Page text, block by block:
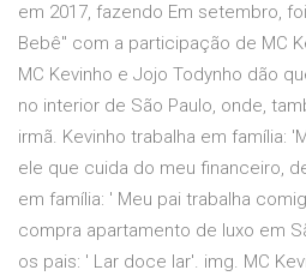
em 2017, fazendo Em setembro,
Bebê" com a participação de MC
MC Kevinho e Jojo Todynho dão
no interior de São Paulo, onde,
irmã. Kevinho trabalha em família:
ele que cuida do meu financeiro,
em família: ' Meu pai trabalha
compra apartamento de luxo em
os pais: ' Lar doce lar'. img. MC